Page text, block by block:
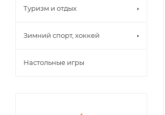
Туризм и отдых
Зимний спорт, хоккей
Настольные игры